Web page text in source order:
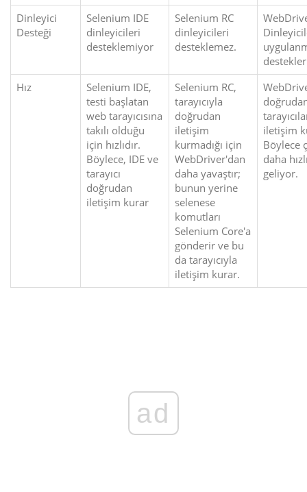
Dinleyici
Desteği
Selenium IDE
dinleyicileri
desteklemiyor
Selenium RC
dinleyicileri
desteklemez.
destekler
Hız
Selenium IDE,
testi başlatan
web tarayıcısına
takılı olduğu
için hızlıdır.
Böylece, IDE ve
tarayıcı
doğrudan
iletişim kurar
Selenium RC,
tarayıcıyla
doğrudan
iletişim
kurmadığı için
WebDriver'dan
daha yavaştır;
bunun yerine
selenese
komutları
Selenium Core'a
gönderir ve bu
da tarayıcıyla
iletişim kurar.
iletişim
Böylece
daha
geliyor.
ad